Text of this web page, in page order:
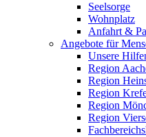
Seelsorge
Wohnplatz
Anfahrt &
Angebote für
Unsere
Region
Region
Region
Region
Region